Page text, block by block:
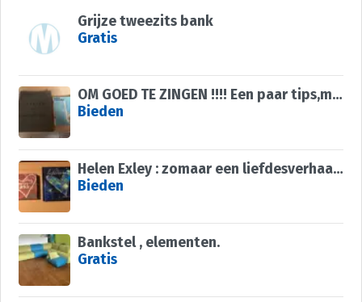
Grijze tweezits bank
Gratis
OM GOED TE ZINGEN !!!! Een paar tips,mooie liederen
Bieden
Helen Exley : zomaar een liefdesverhaal, boekje liefde
Bieden
Bankstel , elementen.
Gratis